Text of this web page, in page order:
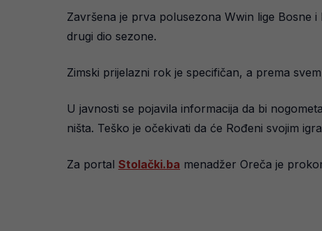
Završena je prva polusezona Wwin lige Bosne
drugi dio sezone.
Zimski prijelazni rok je specifičan, a prema
U javnosti se pojavila informacija da bi
ništa. Teško je očekivati da će Rođeni svojim
Za portal Stolački.ba menadžer Oreča je